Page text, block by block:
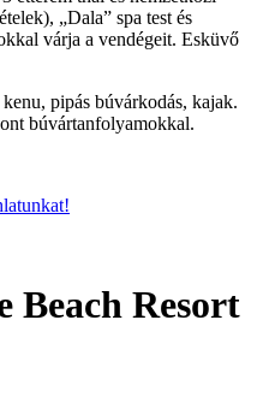
„Dala” spa test és
várja a vendégeit. Esküvő
pipás búvárkodás, kajak.
búvártanfolyamokkal.
Beach Resort